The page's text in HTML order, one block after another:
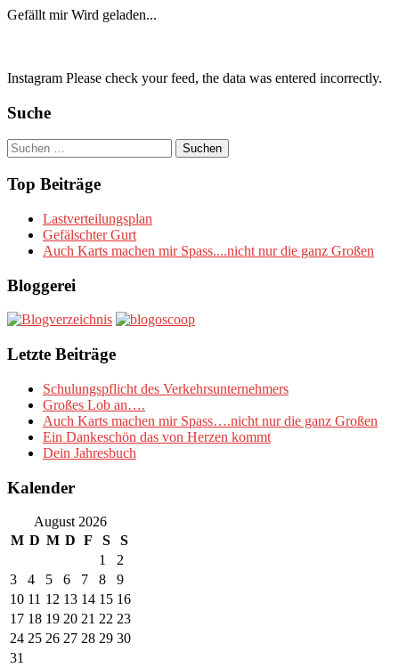
Gefällt mir Wird geladen...
Instagram Please check your feed, the data was entered incorrectly.
Suche
Suchen
nach:
Top Beiträge
Lastverteilungsplan
Gefälschter Gurt
Auch Karts machen mir Spass....nicht nur die ganz Großen
Bloggerei
Letzte Beiträge
Schulungspflicht des Verkehrsunternehmers
Großes Lob an….
Auch Karts machen mir Spass….nicht nur die ganz Großen
Ein Dankeschön das von Herzen kommt
Dein Jahresbuch
Kalender
August 2026
M D M D F S
S
1
2
3
4 5 6 7 8
9
10 11 12 13 14 15 16
17 18 19 20 21 22 23
24 25 26 27 28 29 30
31